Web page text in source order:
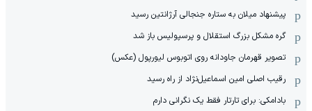
پیشنهاد میلان به ستاره جنجالی آرژانتین رسید
گره مشکل بزرگ استقلال و پرسپولیس باز شد
تصویر قهرمان جاودانه روی اتوبوس لیورپول (عکس)
رقیب اصلی امین اسماعیل‌نژاد از راه رسید
بادامکی: برای تارتار فقط یک نگرانی دارم